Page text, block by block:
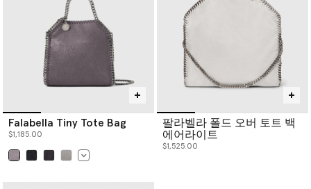
Falabella Tiny Tote Bag
$1,185.00
팔라벨라 폴드 오버 토트 백
에어라이트
$1,525.00